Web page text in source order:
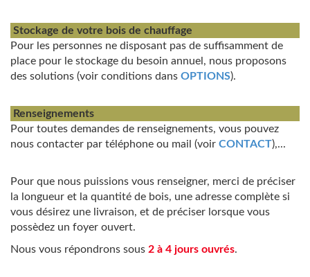
Stockage de votre bois de chauffage
Pour les personnes ne disposant pas de suffisamment de
place pour le stockage du besoin annuel, nous proposons
des solutions (voir conditions dans OPTIONS).
Renseignements
Pour toutes demandes de renseignements, vous pouvez
nous contacter par téléphone ou mail (voir CONTACT),...
Pour que nous puissions vous renseigner, merci de préciser
la longueur et la quantité de bois, une adresse complète si
vous désirez une livraison, et de préciser lorsque vous
possèdez un foyer ouvert.
Nous vous répondrons sous 2 à 4 jours ouvrés.